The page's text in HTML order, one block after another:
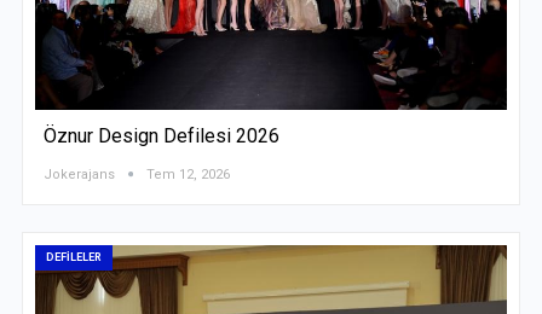
AFW Moda Tasarım Yarışması
Jokerajans Haz 30, 2026
DEFİLELER